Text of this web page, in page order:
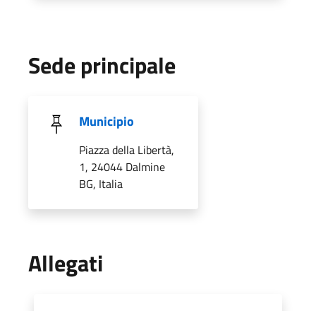
Sede principale
Municipio
Piazza della Libertà,
1, 24044 Dalmine
BG, Italia
Allegati